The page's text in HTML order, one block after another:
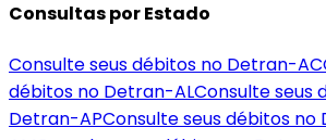
Consultas por Estado
Consulte seus débitos no Detran-AC
débitos no Detran-ALConsulte seus
Detran-APConsulte seus débitos no